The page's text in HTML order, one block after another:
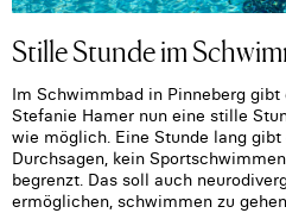
Stille Stunde im
Im Schwimmbad in Pinneberg
Stefanie Hamer nun eine stille
wie möglich. Eine Stunde lang gibt
Durchsagen, kein
begrenzt. Das soll auch
ermöglichen, schwimmen zu